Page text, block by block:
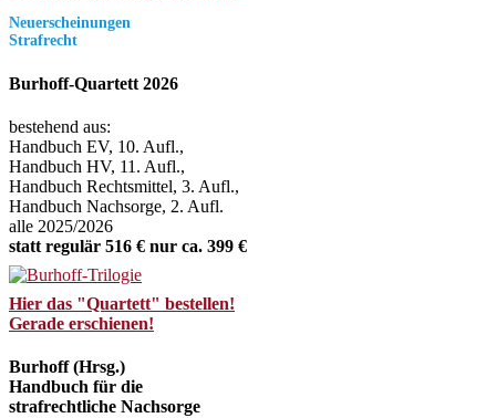
Neuerscheinungen
Strafrecht
Burhoff-Quartett 2026
bestehend aus:
Handbuch EV, 10. Aufl.,
Handbuch HV, 11. Aufl.,
Handbuch Rechtsmittel, 3. Aufl.,
Handbuch Nachsorge, 2. Aufl.
alle 2025/2026
statt regulär 516 € nur ca. 399 €
Hier das "Quartett" bestellen!
Gerade erschienen!
Burhoff (Hrsg.)
Handbuch für die
strafrechtliche Nachsorge